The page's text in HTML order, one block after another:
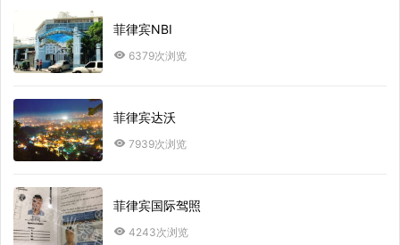
菲律宾NBI
6379次浏览
菲律宾达沃
7939次浏览
菲律宾国际驾照
4243次浏览